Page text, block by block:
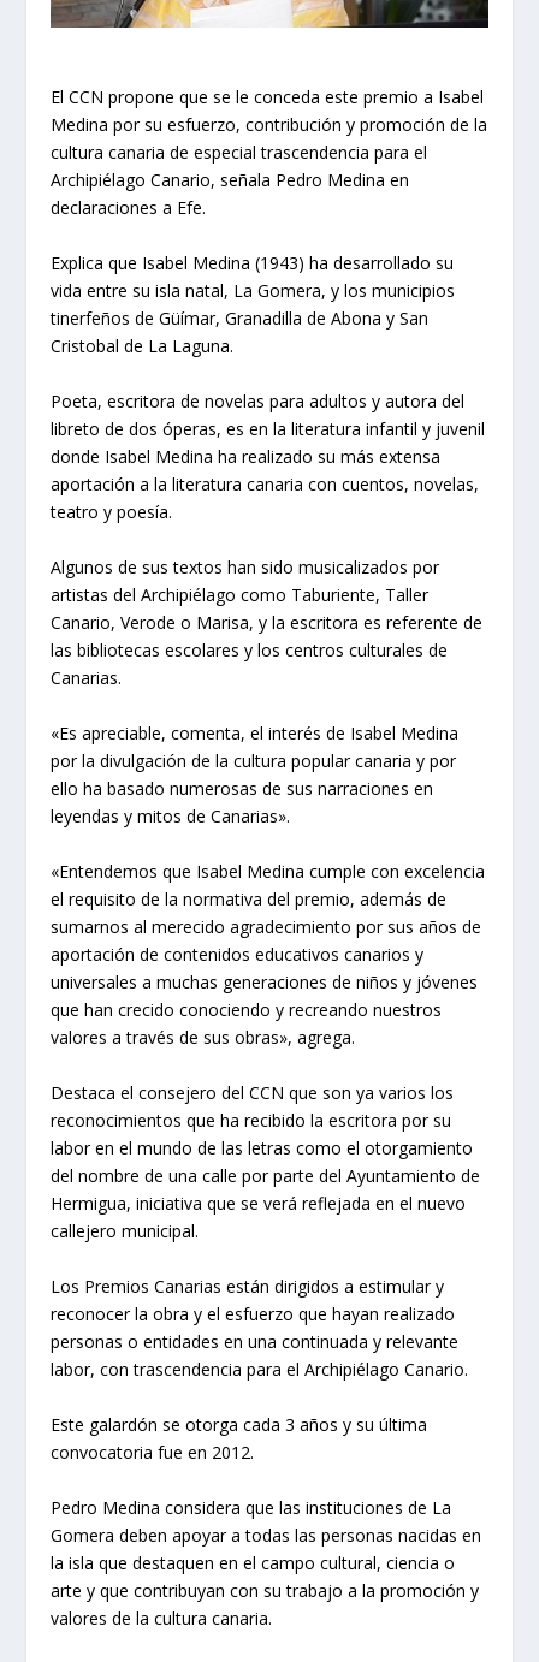
El CCN propone que se le conceda este premio a Isabel
Medina por su esfuerzo, contribución y promoción de la
cultura canaria de especial trascendencia para el
Archipiélago Canario, señala Pedro Medina en
declaraciones a Efe.
Explica que Isabel Medina (1943) ha desarrollado su
vida entre su isla natal, La Gomera, y los municipios
tinerfeños de Güímar, Granadilla de Abona y San
Cristobal de La Laguna.
Poeta, escritora de novelas para adultos y autora del
libreto de dos óperas, es en la literatura infantil y juvenil
donde Isabel Medina ha realizado su más extensa
aportación a la literatura canaria con cuentos, novelas,
teatro y poesía.
Algunos de sus textos han sido musicalizados por
artistas del Archipiélago como Taburiente, Taller
Canario, Verode o Marisa, y la escritora es referente de
las bibliotecas escolares y los centros culturales de
Canarias.
«Es apreciable, comenta, el interés de Isabel Medina
por la divulgación de la cultura popular canaria y por
ello ha basado numerosas de sus narraciones en
leyendas y mitos de Canarias».
«Entendemos que Isabel Medina cumple con excelencia
el requisito de la normativa del premio, además de
sumarnos al merecido agradecimiento por sus años de
aportación de contenidos educativos canarios y
universales a muchas generaciones de niños y jóvenes
que han crecido conociendo y recreando nuestros
valores a través de sus obras», agrega.
Destaca el consejero del CCN que son ya varios los
reconocimientos que ha recibido la escritora por su
labor en el mundo de las letras como el otorgamiento
del nombre de una calle por parte del Ayuntamiento de
Hermigua, iniciativa que se verá reflejada en el nuevo
callejero municipal.
Los Premios Canarias están dirigidos a estimular y
reconocer la obra y el esfuerzo que hayan realizado
personas o entidades en una continuada y relevante
labor, con trascendencia para el Archipiélago Canario.
Este galardón se otorga cada 3 años y su última
convocatoria fue en 2012.
Pedro Medina considera que las instituciones de La
Gomera deben apoyar a todas las personas nacidas en
la isla que destaquen en el campo cultural, ciencia o
arte y que contribuyan con su trabajo a la promoción y
valores de la cultura canaria.